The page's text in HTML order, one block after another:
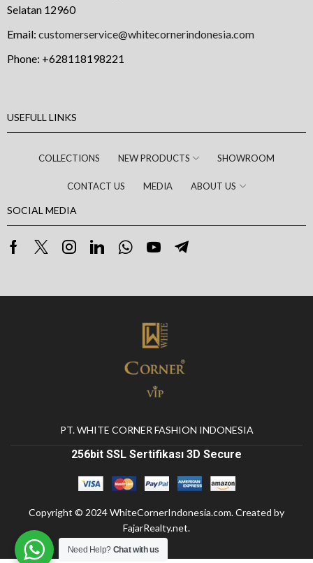
Selatan 12960
Email: customerservice@whitecornerindonesia.com
Phone: +628118198221
USEFULL LINKS
COLLECTIONS NEW PRODUCTS SHOWROOM
CONTACT US MEDIA ABOUT US
SOCIAL MEDIA
PT. WHITE CORNER FASHION INDONESIA
256bit SSL Sertifikası 3D Secure
Copyright © 2024WhiteCornerIndonesia.com. Created by
FajarRealty.net.
Need Help? Chat with us